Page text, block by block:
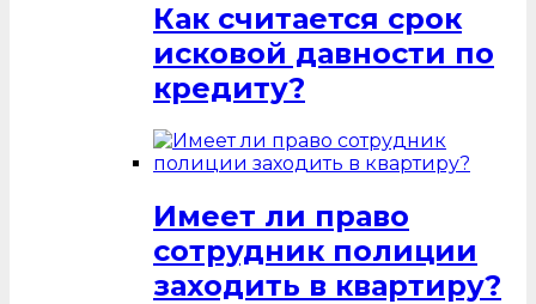
Как считается срок
исковой давности по
кредиту?
Имеет ли право
сотрудник полиции
заходить в квартиру?